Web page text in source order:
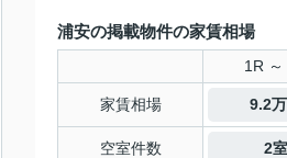
浦安の掲載物件の家賃相場
1R ～
家賃相場 9.2
空室件数 2室